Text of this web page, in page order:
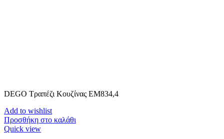
DEGO Τραπέζι Κουζίνας ΕΜ834,4
Add to wishlist
Προσθήκη στο καλάθι
Quick view